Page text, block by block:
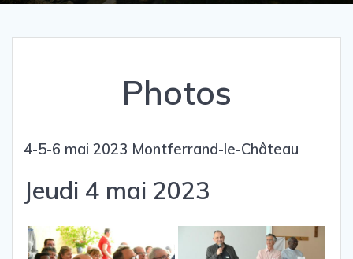
Photos
4-5-6 mai 2023 Montferrand-le-Château
Jeudi 4 mai 2023